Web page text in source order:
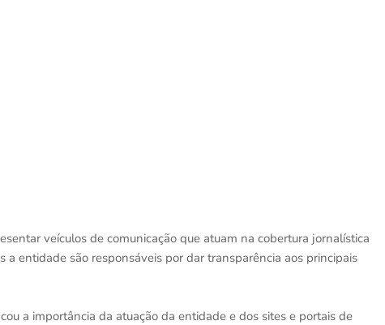
veículos de comunicação que atuam na cobertura jornalística
a entidade são responsáveis por dar transparência aos principais
a importância da atuação da entidade e dos sites e portais de